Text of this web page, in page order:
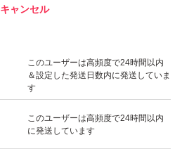
このユーザーは高頻度で24時間以内
＆設定した発送日数内に発送していま
す
このユーザーは高頻度で24時間以内
に発送しています
キャンセル
いいね！
1,619